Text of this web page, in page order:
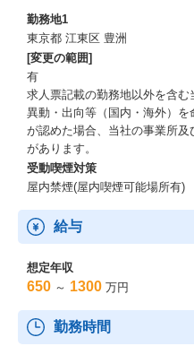
構築まで一気通貫で対応できる
・ベンダーフリーで幅広いソリ
ュリティ領域のスペシャリスト
・大手法人・金融機関・公共機
社会的影響力が大きいお客様の
・技術を極める、幅広い技術
領域や自社のガバナンス領域
肢があり、個人の長期的なキ
ーがある
・業界のキーパーソン（新井悠
で仕事ができる
・週3-4程度のリモートワーク
ライフバランスが取れた働き方
期もありますが、チームの平
フレックスを活用してワークと
員が多数在籍しています）
・豊富な福利厚生制度（退職
カフェテリアプラン、各種祝
勤務地1
東京都 江東区 豊洲
[変更の範囲]
有
求人票記載の勤務地以外を含
異動・出向等（国内・海外）
が認めた場合、当社の事業所
があります。
受動喫煙対策
屋内禁煙(屋内喫煙可能場所有)
給与
想定年収
650 ～ 1300 万円
勤務時間